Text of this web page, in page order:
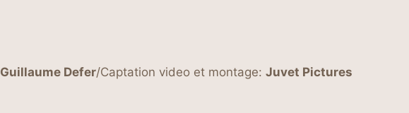
Guillaume Defer/Captation video et montage: Juvet Pictures